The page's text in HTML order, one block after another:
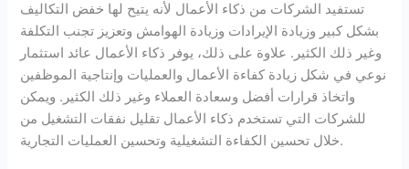
تستفيد الشركات من ذكاء الأعمال لأنه يتيح لها خفض التكاليف
بشكل كبير وزيادة الإيرادات وزيادة الهوامش وتعزيز تجنب التكلفة
وغير ذلك الكثير. علاوة على ذلك، يوفر ذكاء الأعمال عائد استثمار
نوعي في شكل زيادة كفاءة الأعمال والعمليات وإنتاجية الموظفين
واتخاذ قرارات أفضل وسعادة العملاء وغير ذلك الكثير. ويمكن
للشركات التي تستخدم ذكاء الأعمال تقليل نفقات التشغيل من
خلال تحسين الكفاءة التشغيلية وتحسين العمليات التجارية.